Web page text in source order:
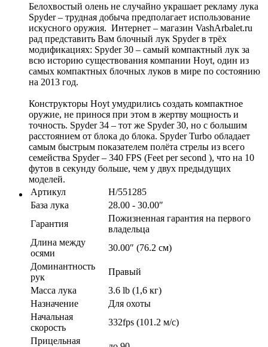
Белохвостый олень не случайно украшает рекламу лука
Spyder – трудная добыча предполагает использование
искусного оружия. Интернет – магазин VashArbalet.ru
рад представить Вам блочный лук Spyder в трёх
модификациях: Spyder 30 – самый компактный лук за
всю историю существования компании Hoyt, один из
самых компактных блочных луков в мире по состоянию
на 2013 год.
Конструкторы Hoyt умудрились создать компактное
оружие, не принося при этом в жертву мощность и
точность. Spyder 34 – тот же Spyder 30, но с большим
расстоянием от блока до блока. Spyder Turbo обладает
самым быстрым показателем полёта стрелы из всего
семейства Spyder – 340 FPS (Feet per second ), что на 10
футов в секунду больше, чем у двух предыдущих
моделей.
Артикул
H/551285
База лука
28.00 - 30.00″
Гарантия
Пожизненная гарантия на первого
владельца
Длина между
осями
30.00″ (76.2 см)
Доминантность
рук
Правый
Масса лука
3.6 lb (1,6 кг)
Назначение
Для охоты
Начальная
скорость
332fps (101.2 м/с)
Прицельная